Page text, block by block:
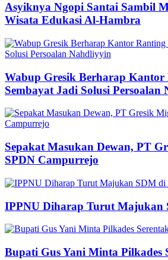
Asyiknya Ngopi Santai Sambil
Wisata Edukasi Al-Hambra
Wabup Gresik Berharap Kantor
Sembayat Jadi Solusi Persoalan
Sepakat Masukan Dewan, PT
SPDN Campurrejo
IPPNU Diharap Turut Majukan
Bupati Gus Yani Minta Pilkades